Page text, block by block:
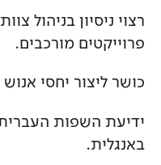
רצוי ניסיון בניהול
פרוייקטים מורכבים.
כושר ליצור יחסי
ידיעת השפות
באנגלית.